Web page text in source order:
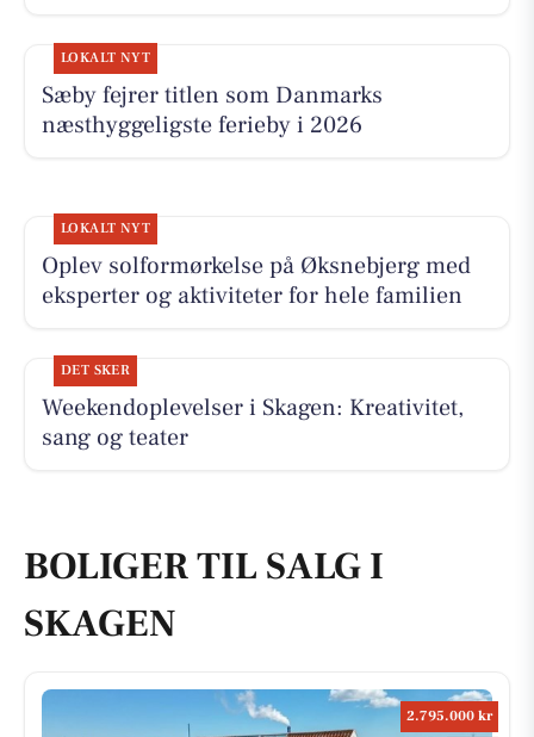
LOKALT NYT
Sæby fejrer titlen som Danmarks
næsthyggeligste ferieby i 2026
LOKALT NYT
Oplev solformørkelse på Øksnebjerg med
eksperter og aktiviteter for hele familien
DET SKER
Weekendoplevelser i Skagen: Kreativitet,
sang og teater
BOLIGER TIL SALG I
SKAGEN
2.795.000 kr